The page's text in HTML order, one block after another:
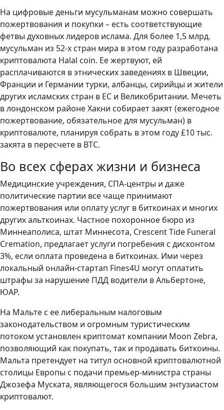
На цифровые деньги мусульманам можно совершать
пожертвования и покупки – есть соответствующие
фетвы духовных лидеров ислама. Для более 1,5 млрд.
мусульман из 52-х стран мира в этом году разработана
криптовалюта Halal coin. Ее жертвуют, ей
расплачиваются в этнических заведениях в Швеции,
Франции и Германии турки, албанцы, сирийцы и жители
других исламских стран в ЕС и Великобритании. Мечеть
в лондонском районе Хакни собирает закят (ежегодное
пожертвование, обязательное для мусульман) в
криптовалюте, планируя собрать в этом году £10 тыс.
закята в пересчете в ВТС.
Во всех сферах жизни и бизнеса
Медицинские учреждения, СПА-центры и даже
политические партии все чаще принимают
пожертвования или оплату услуг в биткоинах и многих
других альткоинах. Частное похоронное бюро из
Миннеаполиса, штат Миннесота, Crescent Tide Funeral
Cremation, предлагает услуги погребения с дисконтом
3%, если оплата проведена в биткоинах. Ими через
локальный онлайн-стартап Fines4U могут оплатить
штрафы за нарушение ПДД водители в Альбертоне,
ЮАР.
На Мальте с ее либеральным налоговым
законодательством и огромным туристическим
потоком установлен криптомат компании Moon Zebra,
позволяющий как покупать, так и продавать биткоины.
Мальта претендует на титул основной криптовалютной
столицы Европы с подачи премьер-министра страны
Джозефа Муската, являющегося большим энтузиастом
криптовалют.